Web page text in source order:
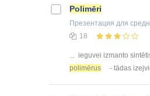
Polimēri
Презентация для
18
... ieguvei izmanto
polimērus
- tādas